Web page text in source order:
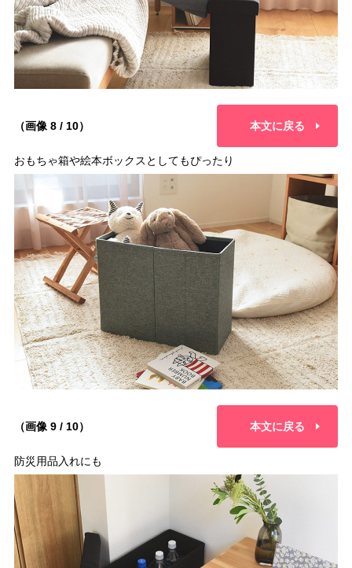
（画像 8 / 10） 本文に戻る
おもちゃ箱や絵本ボックスとしてもぴったり
（画像 9 / 10） 本文に戻る
防災用品入れにも